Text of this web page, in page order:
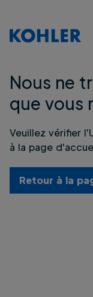
Nous ne
que vous
Veuillez vérifier
à la page
Retour à la